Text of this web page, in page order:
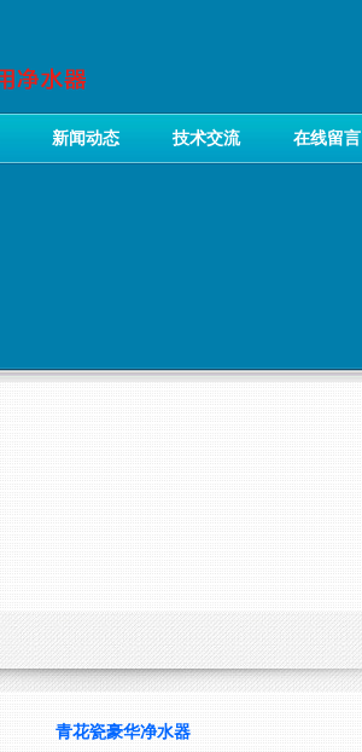
新闻动态 技术交流 在线留言
青花瓷豪华净水器